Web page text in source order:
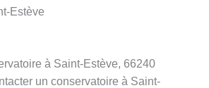
Estève
à Saint-Estève, 66240
un conservatoire à Saint-